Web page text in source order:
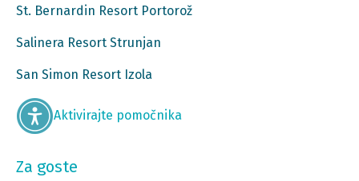
St. Bernardin Resort Portorož
Salinera Resort Strunjan
San Simon Resort Izola
Aktivirajte pomočnika
Za goste